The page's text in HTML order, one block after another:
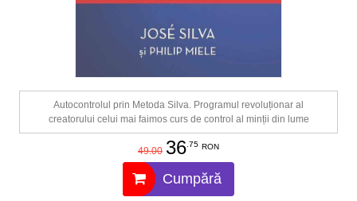
Autocontrolul prin Metoda Silva. Programul revoluționar al
creatorului celui mai faimos curs de control al minții din lume
49.00 36.75 RON
Cumpără